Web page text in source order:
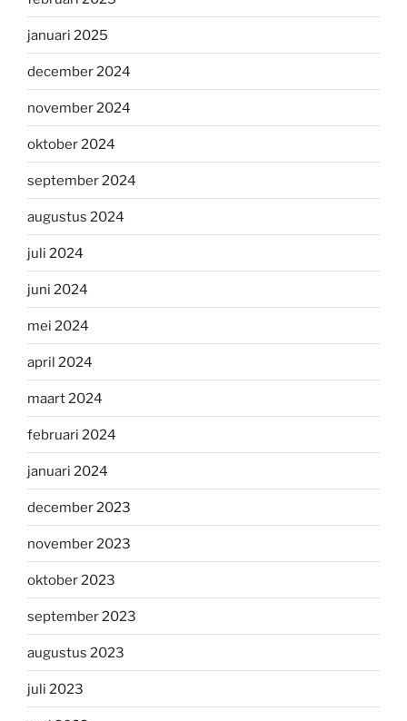
januari 2025
december 2024
november 2024
oktober 2024
september 2024
augustus 2024
juli 2024
juni 2024
mei 2024
april 2024
maart 2024
februari 2024
januari 2024
december 2023
november 2023
oktober 2023
september 2023
augustus 2023
juli 2023